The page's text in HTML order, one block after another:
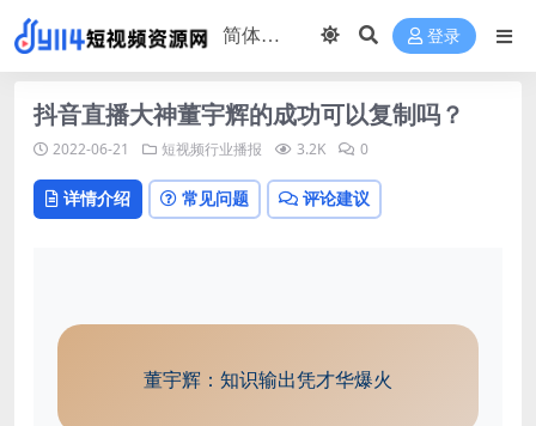
登录
抖音直播大神董宇辉的成功可以复制吗？
2022-06-21 短视频行业播报 3.2K 0
详情介绍 常见问题 评论建议
董宇辉：知识输出凭才华爆火